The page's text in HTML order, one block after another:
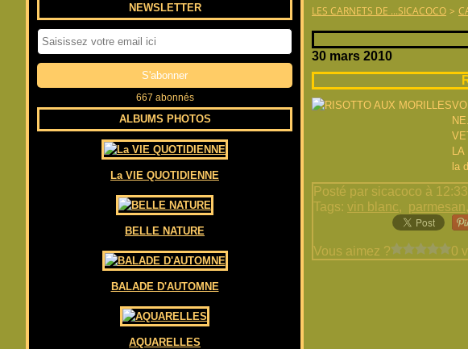
NEWSLETTER
667 abonnés
ALBUMS PHOTOS
La VIE QUOTIDIENNE
BELLE NATURE
BALADE D'AUTOMNE
AQUARELLES
LES CARNETS DE ...SICACOCO >
30 mars 2010
la
Posté par sicacoco à
Tags:vin blanc, parmesan,
Vous aimez ? 0